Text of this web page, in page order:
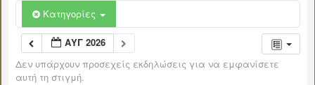
Κατηγορίες
ΑΥΓ 2026
Δεν υπάρχουν προσεχείς εκδηλώσεις για να εμφανίσετε
αυτή τη στιγμή.